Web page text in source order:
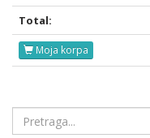
Total:
Moja korpa